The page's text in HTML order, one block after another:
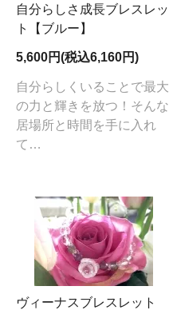
自分らしさ成長ブレスレッ
ト【ブルー】
5,600円(税込6,160円)
自分らしくいることで最大
の力と輝きを放つ！そんな
居場所と時間を手に入れ
て…
ヴィーナスブレスレット